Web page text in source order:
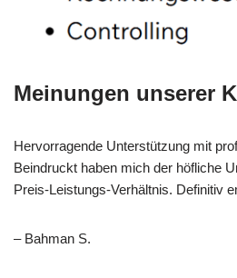
Meinungen unserer
Hervorragende Unterstützung mit
Beindruckt haben mich der höfliche
Preis-Leistungs-Verhältnis. Definitiv
– Bahman S.